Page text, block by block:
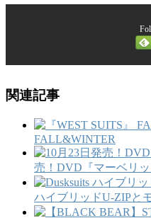
関連記事
FALL&WINTER
売！DVD『マーベリッ
ハイブリッドU‐ZIPと